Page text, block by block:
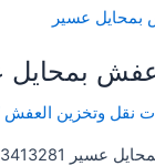
بمحايل
نقل وتخزين العفش